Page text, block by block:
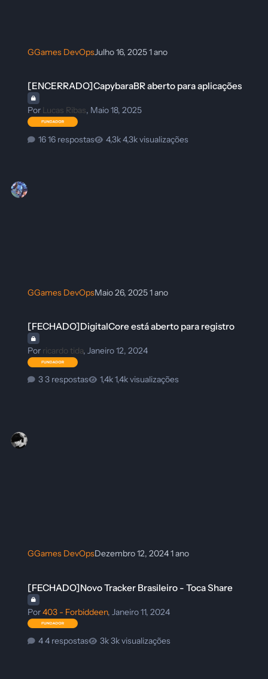
GGames DevOpsJulho 16, 20251 ano
[ENCERRADO]CapybaraBR aberto para aplicações
Por Lucas Ribas, Maio 18, 2025
16 respostas 4,3k visualizações
GGames DevOpsMaio 26, 20251 ano
[FECHADO]DigitalCore está aberto para registro
Por ricardo tida,Janeiro 12, 2024
3 respostas 1,4k visualizações
GGames DevOpsDezembro 12, 20241 ano
[FECHADO]Novo Tracker Brasileiro - Toca Share
Por403 - Forbiddeen, Janeiro 11, 2024
4 respostas 3k visualizações